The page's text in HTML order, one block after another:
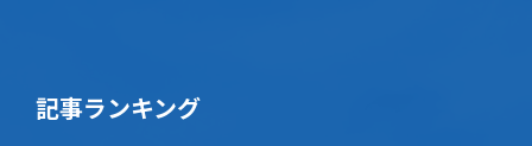
記事ランキング